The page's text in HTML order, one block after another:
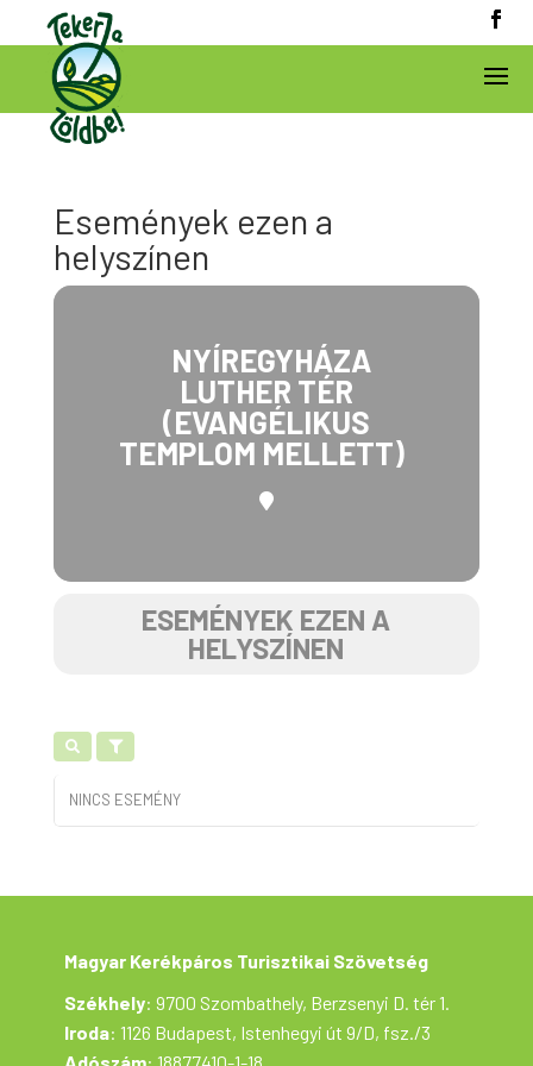
Események ezen a
helyszínen
NYÍREGYHÁZA
LUTHER TÉR
(EVANGÉLIKUS
TEMPLOM MELLETT)
ESEMÉNYEK EZEN A
HELYSZÍNEN
NINCS ESEMÉNY
Magyar Kerékpáros Turisztikai Szövetség
Székhely: 9700 Szombathely, Berzsenyi D. tér 1.
Iroda: 1126 Budapest, Istenhegyi út 9/D, fsz./3